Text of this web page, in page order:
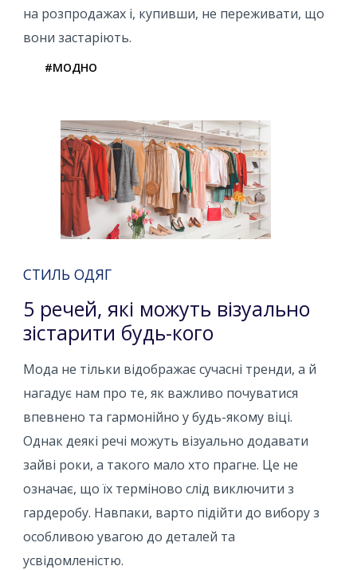
на розпродажах і, купивши, не переживати, що
вони застаріють.
#МОДНО
СТИЛЬ ОДЯГ
5 речей, які можуть візуально
зістарити будь-кого
Мода не тільки відображає сучасні тренди, а й
нагадує нам про те, як важливо почуватися
впевнено та гармонійно у будь-якому віці.
Однак деякі речі можуть візуально додавати
зайві роки, а такого мало хто прагне. Це не
означає, що їх терміново слід виключити з
гардеробу. Навпаки, варто підійти до вибору з
особливою увагою до деталей та
усвідомленістю.